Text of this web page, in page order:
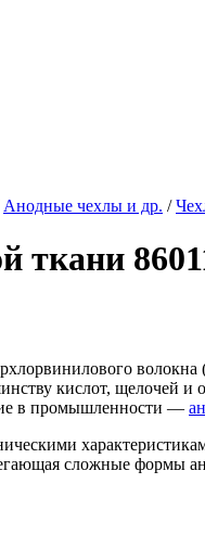
Анодные чехлы и др. /
ткани
кислот, щелочей и
в промышленности —
сложные формы